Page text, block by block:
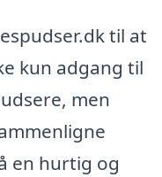
til at
kun adgang til
men
en hurtig og